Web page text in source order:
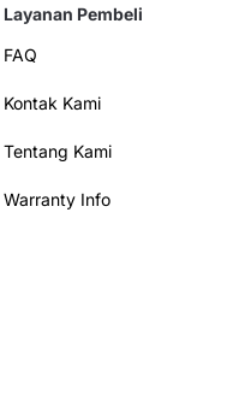
Layanan Pembeli
FAQ
Kontak Kami
Tentang Kami
Warranty Info